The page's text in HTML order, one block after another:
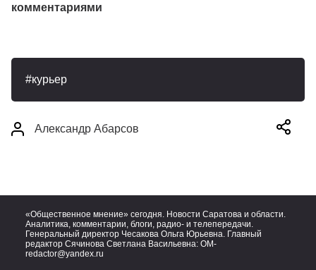
комментариями
курьер
Александр Абарсов
«Общественное мнение» сегодня. Новости Саратова и области.
Аналитика, комментарии, блоги, радио- и телепередачи.
Генеральный директор Чесакова Ольга Юрьевна. Главный
редактор Сячинова Светлана Васильевна: OM-
redactor@yandex.ru